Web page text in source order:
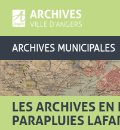
ARCHIVES MUNICIPALES
LES ARCHIVES
PARAPLUIES